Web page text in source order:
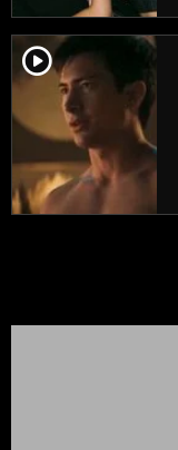
player2